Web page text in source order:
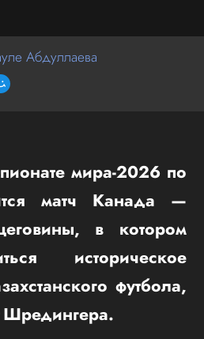
Абдуллаева
мира-2026 по
матч Канада —
в котором
историческое
футбола,
Шредингера.